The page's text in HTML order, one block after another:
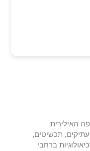
האילירית
עתיקים, תכשיטים,
ברחבי